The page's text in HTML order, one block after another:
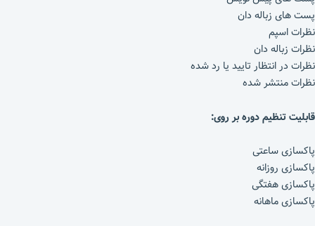
پست های زباله دان
نظرات اسپم
نظرات زباله دان
نظرات در انتظار تایید یا رد شده
نظرات منتشر شده
قابلیت تنظیم دوره بر روی:
پاکسازی ساعتی
پاکسازی روزانه
پاکسازی هفتگی
پاکسازی ماهانه